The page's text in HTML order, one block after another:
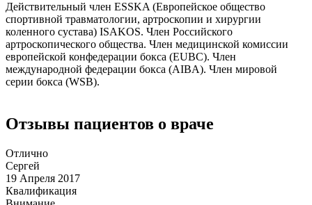
Действительный член ESSKA (Европейское общество
спортивной травматологии, артроскопии и хирургии
коленного сустава) ISAKOS. Член Российского
артроскопического общества. Член медицинской комиссии
европейской конфедерации бокса (EUBC). Член
международной федерации бокса (AIBA). Член мировой
серии бокса (WSB).
Отзывы пациентов о враче
Отлично
Сергей
19 Апреля 2017
Квалификация